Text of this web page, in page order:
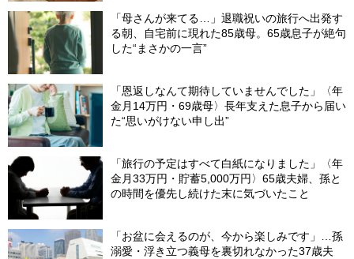
「母さんが来てる…」退職祝いの旅行へ出発す
る朝、自宅前に現れた85歳母。65歳息子が絶句
した“まさかの一言”
「恩返しなんて期待していませんでした」〈年
金月14万円・69歳母〉長年支えた息子から届い
た“思いがけない申し出”
「旅行の予定はすべて白紙になりました」〈年
金月33万円・貯蓄5,000万円〉65歳夫婦、孫と
の時間を優先し続けた末に気づいたこと
「お盆に会えるのが、今から楽しみです」…孫
溺愛・浮き立つ義母を裏切れなかった37歳夫